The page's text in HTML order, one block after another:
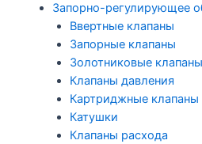
Запорно-регулирующее
Ввертные клапаны
Запорные клапаны
Золотниковые клапаны
Клапаны давления
Картриджные клапаны
Катушки
Клапаны расхода